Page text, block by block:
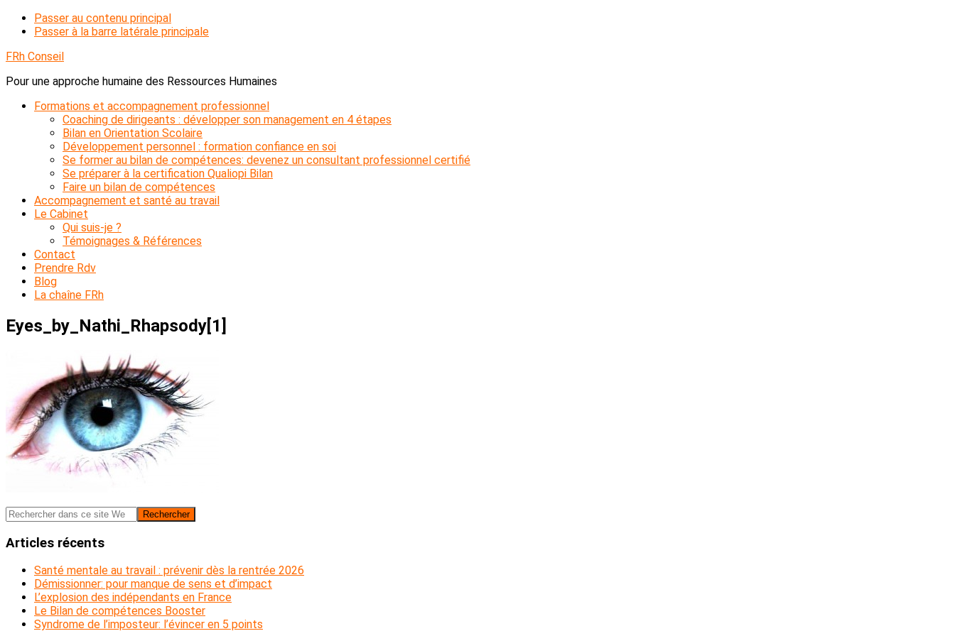
Passer au contenu principal
Passer à la barre latérale principale
FRh Conseil
Pour une approche humaine des Ressources Humaines
Formations et accompagnement professionnel
Coaching de dirigeants : développer son management en 4 étapes
Bilan en Orientation Scolaire
Développement personnel : formation confiance en soi
Se former au bilan de compétences: devenez un consultant professionnel certifié
Se préparer à la certification Qualiopi Bilan
Faire un bilan de compétences
Accompagnement et santé au travail
Le Cabinet
Qui suis-je ?
Témoignages & Références
Contact
Prendre Rdv
Blog
La chaîne FRh
Eyes_by_Nathi_Rhapsody[1]
Barre
latérale
Rechercher
dans
ce
Web
Articles récents
Santé mentale au travail : prévenir dès la rentrée 2026
Démissionner: pour manque de sens et d’impact
L’explosion des indépendants en France
Le Bilan de compétences Booster
Syndrome de l’imposteur: l’évincer en 5 points